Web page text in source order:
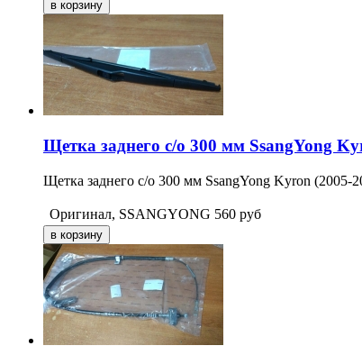
Щетка заднего с/о 300 мм SsangYong
Щетка заднего с/о 300 мм SsangYong Kyron (2005-
Оригинал, SSANGYONG 560 руб